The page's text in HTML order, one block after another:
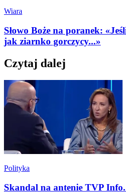
Wiara
Słowo Boże na poranek:
jak ziarnko gorczycy...»
Czytaj dalej
Polityka
Skandal na antenie TVP